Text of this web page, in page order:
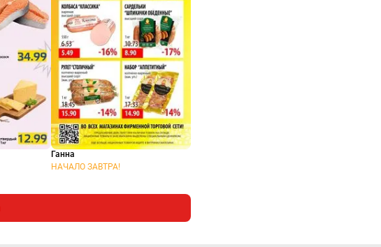
Ганна
НАЧАЛО ЗАВТРА!